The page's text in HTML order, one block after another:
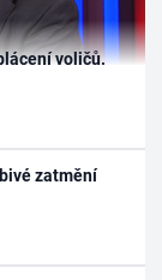
voličů.
zatmění